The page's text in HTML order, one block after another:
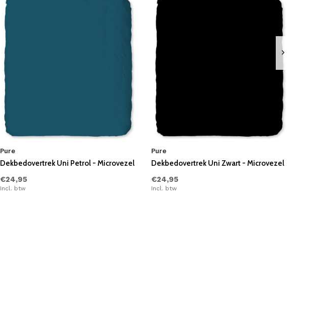
Pure
Dekbedovertrek Uni Petrol - Microvezel
€24,95
Incl. btw
Pure
Dekbedovertrek Uni Zwart - Microvezel
€24,95
Incl. btw